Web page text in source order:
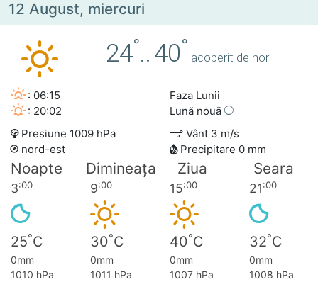
12 August, miercuri
24°..40°
acoperit de nori
: 06:15
: 20:02
Faza Lunii
Lună nouă
Presiune 1009 hPa
Vânt 3 m/s
nord-est
Precipitare 0 mm
Noapte Dimineața Ziua Seara
3:00 9:00 15:00 21:00
25°C 30°C 40°C 32°C
0mm 0mm 0mm
0mm
1010 hPa
1011 hPa 1007 hPa
1008 hPa